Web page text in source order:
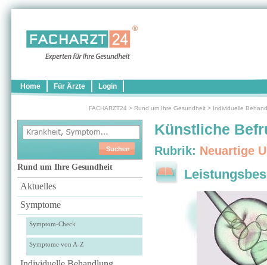
Home Für Ärzte Login
FACHARZT24 > Rund um Ihre Gesundheit > Individuelle
Rund um Ihre Gesundheit
Aktuelles
Symptome
Symptom-Check
Symptome von A-Z
Künstliche
Rubrik: Neuartige